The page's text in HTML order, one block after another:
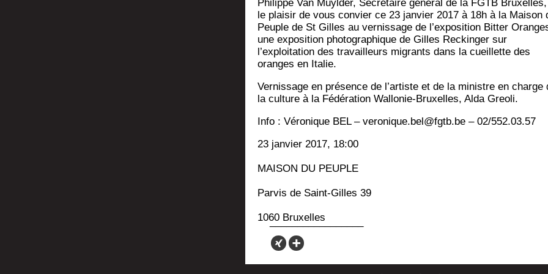
Phi­lippe Van Muyl­der, Secré­taire géné­ral de la FGTB
le plai­sir de vous convier ce 23 jan­vier 2017 à 18h à la Mai­son
Peuple de St Gilles au ver­nis­sage de l’exposition Bit­ter
une expo­si­tion pho­to­gra­phique de Gilles Reckin­ger sur
l’exploitation des tra­vailleurs migrants dans la cueillette des
oranges en Italie.
Ver­nis­sage en pré­sence de l’artiste et de la ministre en charge
la culture à la Fédé­ra­tion Wal­lo­nie-Bruxelles, Alda Greoli.
Info : Vé­ro­nique BEL – veronique.bel@fgtb.be – 02/552.03.57
23 jan­vier 2017, 18:00
MAISON DU PEUPLE
Par­vis de Saint-Gilles 39
1060 Bruxelles